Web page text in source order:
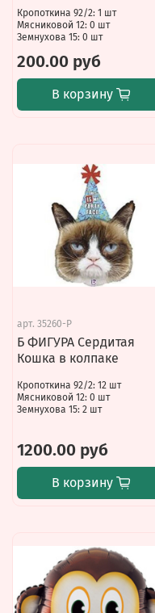
Кропоткина 92/2: 1 шт
Мясниковой 12: 0 шт
Земнухова 15: 0 шт
200.00 руб
В корзину
арт. 35260-P
Б ФИГУРА Сердитая
Кошка в колпаке
Кропоткина 92/2: 12 шт
Мясниковой 12: 0 шт
Земнухова 15: 2 шт
1200.00 руб
В корзину